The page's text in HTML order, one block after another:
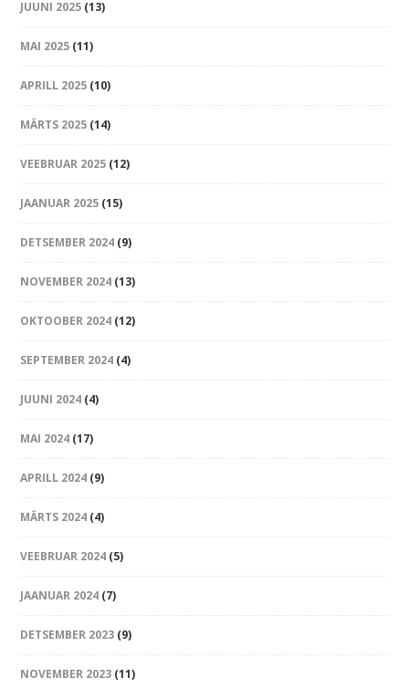
JUUNI 2025 (13)
MAI 2025 (11)
APRILL 2025 (10)
MÄRTS 2025 (14)
VEEBRUAR 2025 (12)
JAANUAR 2025 (15)
DETSEMBER 2024 (9)
NOVEMBER 2024 (13)
OKTOOBER 2024 (12)
SEPTEMBER 2024 (4)
JUUNI 2024 (4)
MAI 2024 (17)
APRILL 2024 (9)
MÄRTS 2024 (4)
VEEBRUAR 2024 (5)
JAANUAR 2024 (7)
DETSEMBER 2023 (9)
NOVEMBER 2023 (11)